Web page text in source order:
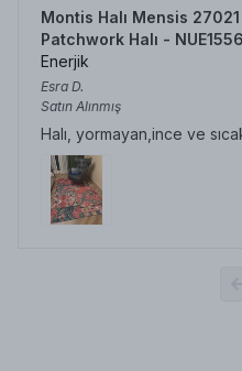
Montis Halı Mensis 27021
Patchwork Halı - NUE1556
Enerjik
Esra D.
Satın Alınmış
Halı, yormayan,ince ve